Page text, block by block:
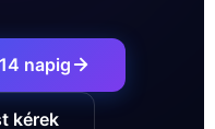
napig
kérek